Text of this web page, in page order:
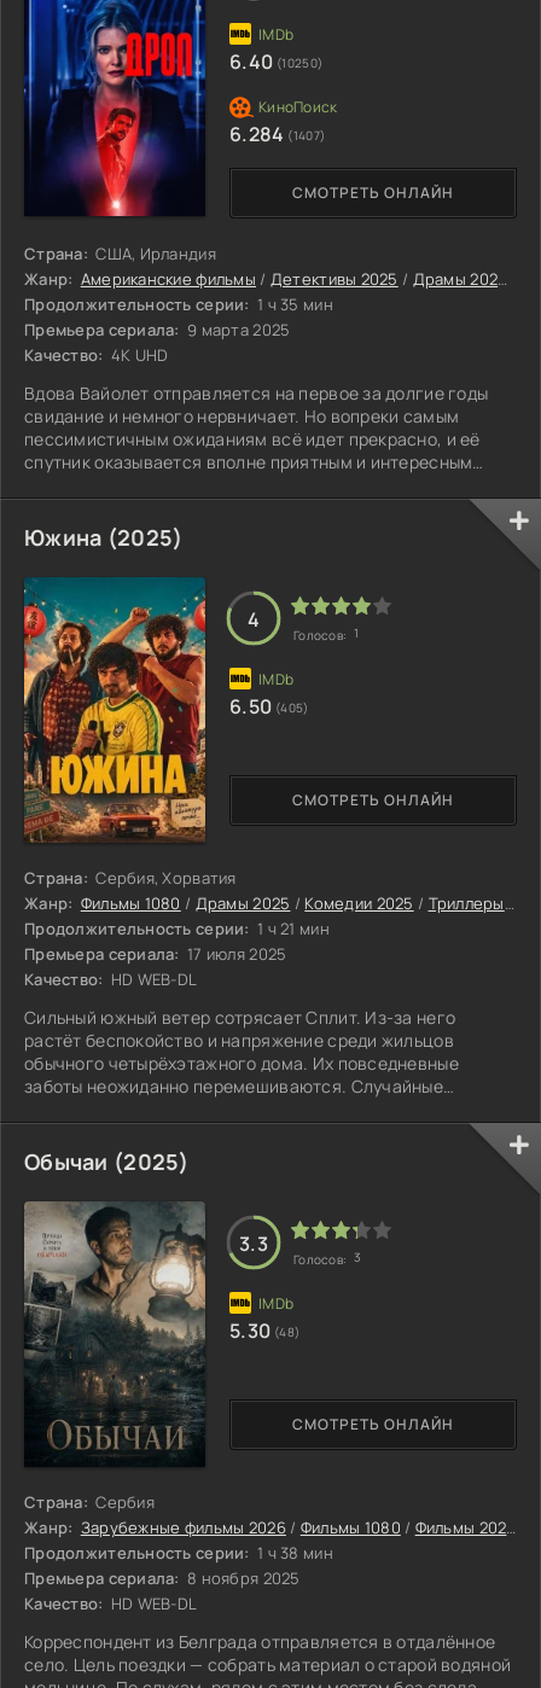
Страна: США, Ирландия
Жанр: Американские фильмы / Детективы 2025 / Драмы 2025
Продолжительность серии: 1 ч 35 мин
Премьера сериала: 9 марта 2025
Качество: 4K UHD
Вдова Вайолет отправляется на первое за долгие годы
свидание и немного нервничает. Но вопреки самым
пессимистичным ожиданиям всё идет прекрасно, и её
спутник оказывается вполне приятным и интересным
анонимные сообщения, в которых неизвестный угрожает
убить её маленького сына, если Вайолет не будет в
СМОТРЕТЬ ОНЛАЙН
6.40 (10250)
6.284 (1407)
Южина (2025)
Страна: Сербия, Хорватия
Жанр: Фильмы 1080 / Драмы 2025 / Комедии 2025 / Триллеры 2025
Продолжительность серии: 1 ч 21 мин
Премьера сериала: 17 июля 2025
Качество: HD WEB-DL
Сильный южный ветер сотрясает Сплит. Из-за него
растёт беспокойство и напряжение среди жильцов
обычного четырёхэтажного дома. Их повседневные
заботы неожиданно перемешиваются. Случайные
действия создают цепь нелепых событий. Соседи
начинают вмешиваться в чужие дела, строить интриги и
пытаться защитить свои интересы. Всё это лишь глубже
погружает дом в хаос. Каждый обитатель считает себя
правым, но со стороны даже самый благородный поступок
СМОТРЕТЬ ОНЛАЙН
4
Голосов: 1
6.50 (405)
Обычаи (2025)
Страна: Сербия
Жанр: Зарубежные фильмы 2026/ Фильмы 1080 / Фильмы 2025
Продолжительность серии: 1 ч 38 мин
Премьера сериала: 8 ноября 2025
Качество: HD WEB-DL
Корреспондент из Белграда отправляется в отдалённое
село. Цель поездки — собрать материал о старой водяной
СМОТРЕТЬ ОНЛАЙН
3.3
Голосов: 3
5.30 (48)